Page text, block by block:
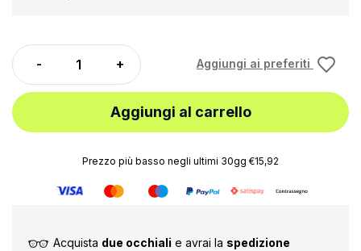
Aggiungi ai preferiti
Aggiungi al carrello
Prezzo più basso negli ultimi 30gg €15,92
Acquista due occhiali e avrai la spedizione